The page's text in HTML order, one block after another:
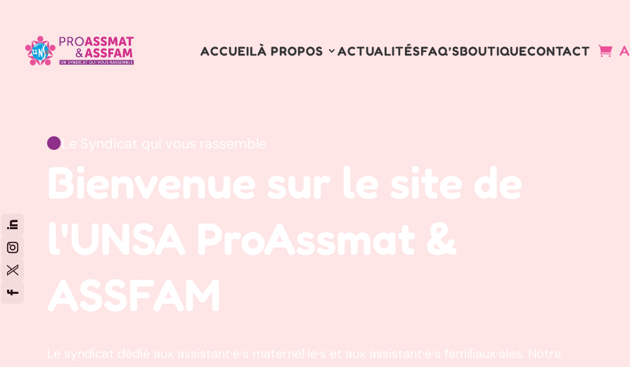
ACCUEILÀ PROPOS ACTUALITÉSFAQ’SBOUTIQUECONTACT
Le Syndicat qui vous rassemble
Bienvenue sur le site de
l'UNSA ProAssmat &
ASSFAM
Le syndicat dédié aux assistant·e·s maternel·le·s et aux assistant·e·s familiaux·ales. Notre